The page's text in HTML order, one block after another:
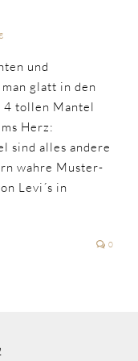
und
glatt in den
tollen Mantel
Herz:
sind alles andere
wahre Muster-
Levi´s in
0